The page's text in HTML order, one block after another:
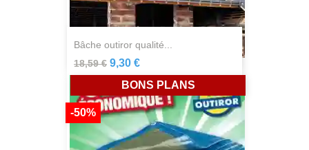
bâche outiror qualité...
18,59 € 9,30 €
-50%
BONS PLANS